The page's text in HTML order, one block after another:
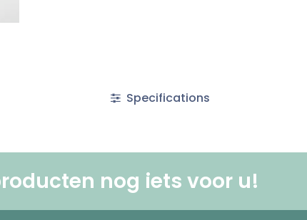
Specifications
nog iets voor u!